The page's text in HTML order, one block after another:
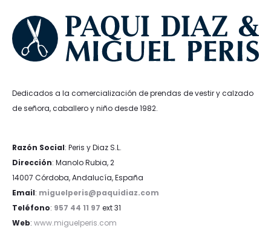
Dedicados a la comercialización de prendas de vestir y calzado
de señora, caballero y niño desde 1982.
Razón Social: Peris y Diaz S.L.
Dirección: Manolo Rubia, 2
14007 Córdoba, Andalucía, España
Email: miguelperis@paquidiaz.com
Teléfono: 957 44 11 97 ext 31
Web: www.miguelperis.com